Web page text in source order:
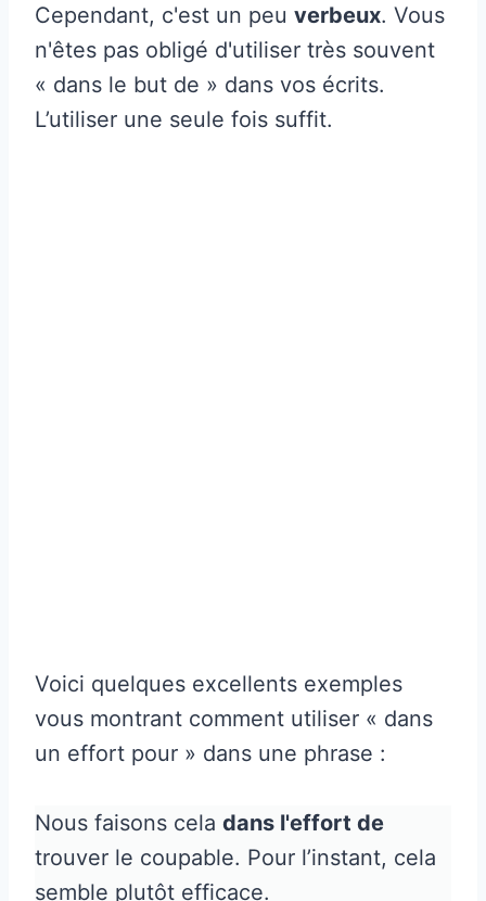
Cependant, c'est un peu verbeux. Vous
n'êtes pas obligé d'utiliser très souvent
« dans le but de » dans vos écrits.
L’utiliser une seule fois suffit.
Voici quelques excellents exemples
vous montrant comment utiliser « dans
un effort pour » dans une phrase :
Nous faisons cela dans l'effort de
trouver le coupable. Pour l’instant, cela
semble plutôt efficace.